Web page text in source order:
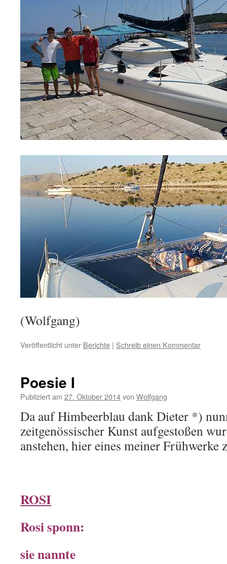
(Wolfgang)
Veröffentlicht unter Berichte | Schreib einen Kommentar
Poesie I
Publiziert am 27. Oktober 2014von Wolfgang
Da auf Himbeerblau dank Dieter *)
zeitgenössischer Kunst aufgestoßen
anstehen, hier eines meiner Frühwerke
ROSI
Rosi sponn:
sie nannte